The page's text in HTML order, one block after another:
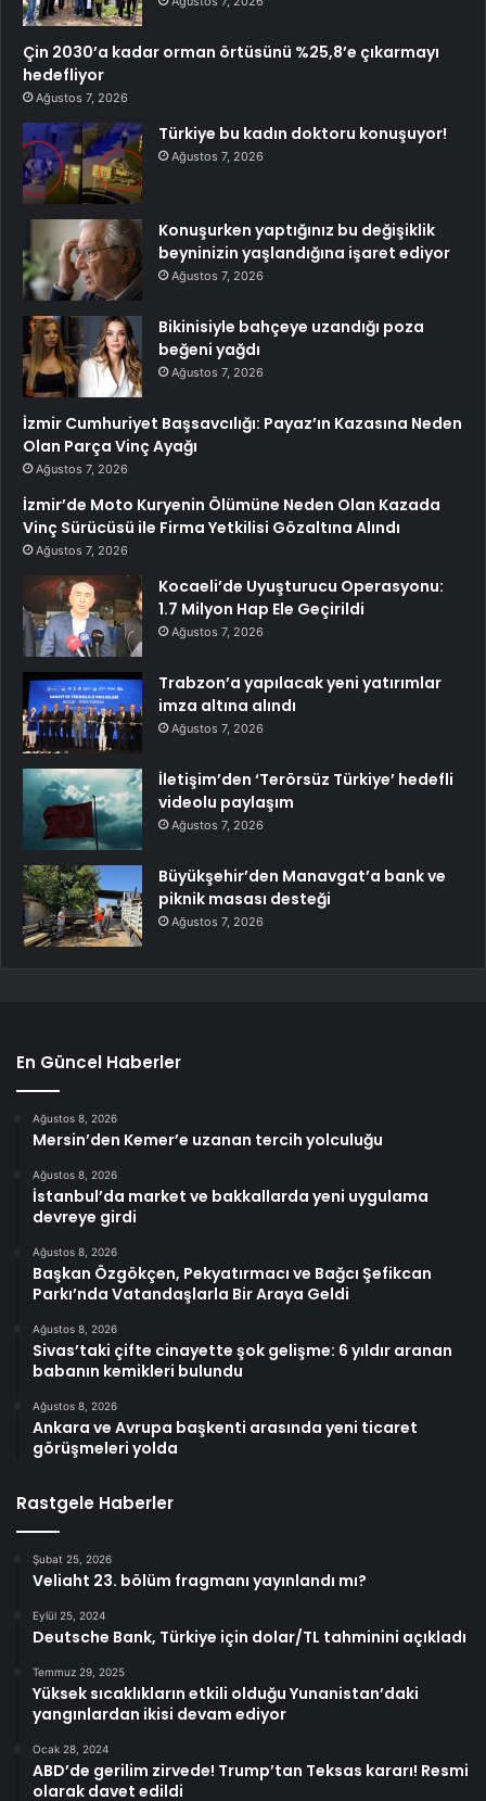
Çin 2030’a kadar orman örtüsünü %25,8’e çıkarmayı
hedefliyor
Ağustos 7, 2026
Türkiye bu kadın doktoru konuşuyor!
Ağustos 7, 2026
Konuşurken yaptığınız bu değişiklik
beyninizin yaşlandığına işaret ediyor
Ağustos 7, 2026
Bikinisiyle bahçeye uzandığı poza
beğeni yağdı
Ağustos 7, 2026
İzmir Cumhuriyet Başsavcılığı: Payaz’ın Kazasına Neden
Olan Parça Vinç Ayağı
Ağustos 7, 2026
İzmir’de Moto Kuryenin Ölümüne Neden Olan Kazada
Vinç Sürücüsü ile Firma Yetkilisi Gözaltına Alındı
Ağustos 7, 2026
Kocaeli’de Uyuşturucu Operasyonu:
1.7 Milyon Hap Ele Geçirildi
Ağustos 7, 2026
Trabzon’a yapılacak yeni yatırımlar
imza altına alındı
Ağustos 7, 2026
İletişim’den ‘Terörsüz Türkiye’ hedefli
videolu paylaşım
Ağustos 7, 2026
Büyükşehir’den Manavgat’a bank ve
piknik masası desteği
Ağustos 7, 2026
En Güncel Haberler
Ağustos 8, 2026
Mersin’den Kemer’e uzanan tercih yolculuğu
Ağustos 8, 2026
İstanbul’da market ve bakkallarda yeni uygulama
devreye girdi
Ağustos 8, 2026
Başkan Özgökçen, Pekyatırmacı ve Bağcı Şefikcan
Parkı’nda Vatandaşlarla Bir Araya Geldi
Ağustos 8, 2026
Sivas’taki çifte cinayette şok gelişme: 6 yıldır aranan
babanın kemikleri bulundu
Ağustos 8, 2026
Ankara ve Avrupa başkenti arasında yeni ticaret
görüşmeleri yolda
Rastgele Haberler
Şubat 25, 2026
Veliaht 23. bölüm fragmanı yayınlandı mı?
Eylül 25, 2024
Deutsche Bank, Türkiye için dolar/TL tahminini açıkladı
Temmuz 29, 2025
Yüksek sıcaklıkların etkili olduğu Yunanistan’daki
yangınlardan ikisi devam ediyor
Ocak 28, 2024
ABD’de gerilim zirvede! Trump’tan Teksas kararı! Resmi
olarak davet edildi